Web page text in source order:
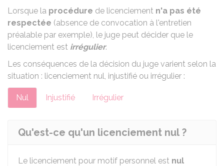
Lorsque la procédure de licenciement n'a pas été
respectée (absence de convocation à l'entretien
préalable par exemple), le juge peut décider que le
licenciement est irrégulier.
Les conséquences de la décision du juge varient selon la
situation : licenciement nul, injustifié ou irrégulier :
Nul Injustifié Irrégulier
Qu'est-ce qu'un licenciement nul ?
Le licenciement pour motif personnel est nul